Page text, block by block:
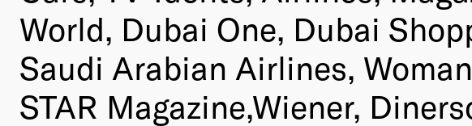
World, Dubai One, Dubai
Saudi Arabian Airlines,
STAR Magazine,Wiener,